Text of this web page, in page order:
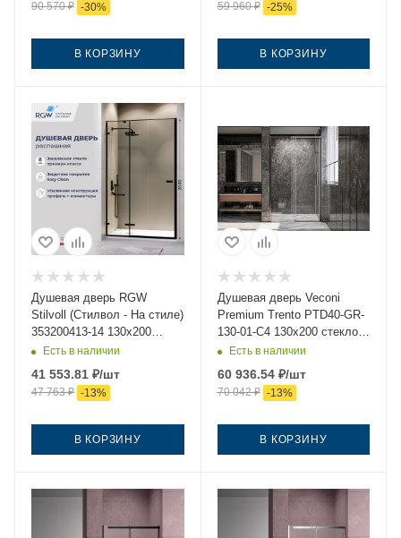
90 570₽ -30%
В КОРЗИНУ
59 960₽ -25%
В КОРЗИНУ
Душевая дверь RGW
Stilvoll (Стилвол - На стиле)
353200413-14 130х200
стекло прозрачное
профиль черный
Есть в наличии
41 553.81 ₽/шт
47 763₽ -13%
В КОРЗИНУ
Душевая дверь Veconi
Premium Trento PTD40-GR-
130-01-C4 130х200 стекло
прозрачное профиль
Есть в наличии
60 936.54₽/шт
70 042₽ -13%
В КОРЗИНУ